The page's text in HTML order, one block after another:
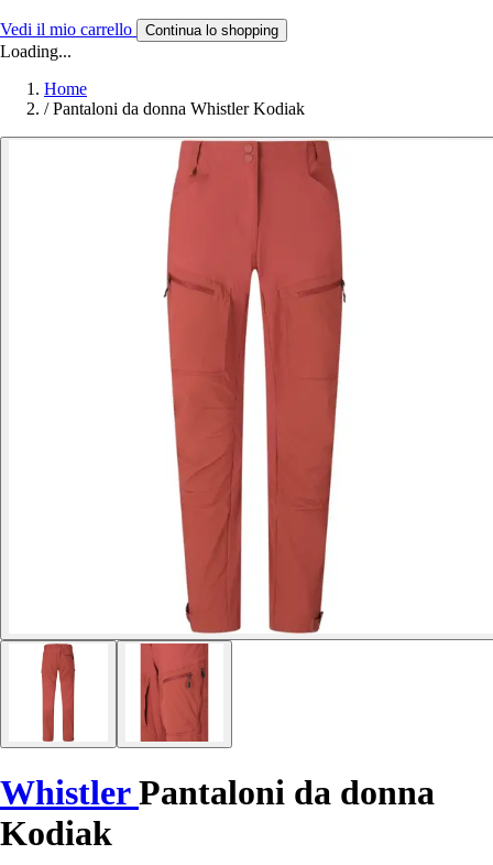
Vedi il mio carrello Continua lo shopping
Loading...
Home
/ Pantaloni da donna Whistler Kodiak
WhistlerPantaloni da donna
Kodiak